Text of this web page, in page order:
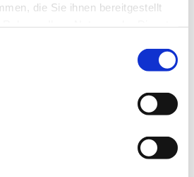
die Sie ihnen bereitgestellt
Webseite weiterhin nutzen.
Rolle der Dermatologie in
Lösungsansätze auf,
eine langfristige
Patientenversorgung erreicht